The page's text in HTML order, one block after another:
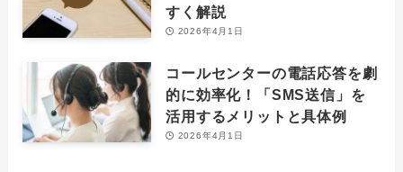
すく解説
2026年4月1日
コールセンターの電話応答を劇
的に効率化！「SMS送信」を
活用するメリットと具体例
2026年4月1日